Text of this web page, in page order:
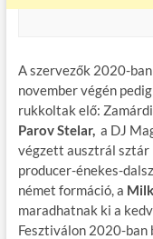
A szervezők 2020-
november végén
rukkoltak elő:
Parov Stelar, a DJ
végzett ausztrál sztár
producer-énekes-
német formáció, a
maradhatnak ki a
Fesztiválon 2020-ban